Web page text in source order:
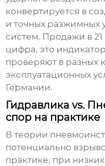
конвертируется в
и точных разжимных
систем. Продажи в
цифра, это
проверяют в разных
эксплуатационных
Германии.
Гидравлика vs.
спор на практике
В теории
потенциально
практике, при